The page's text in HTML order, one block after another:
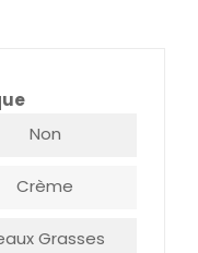
Non
Crème
Grasses